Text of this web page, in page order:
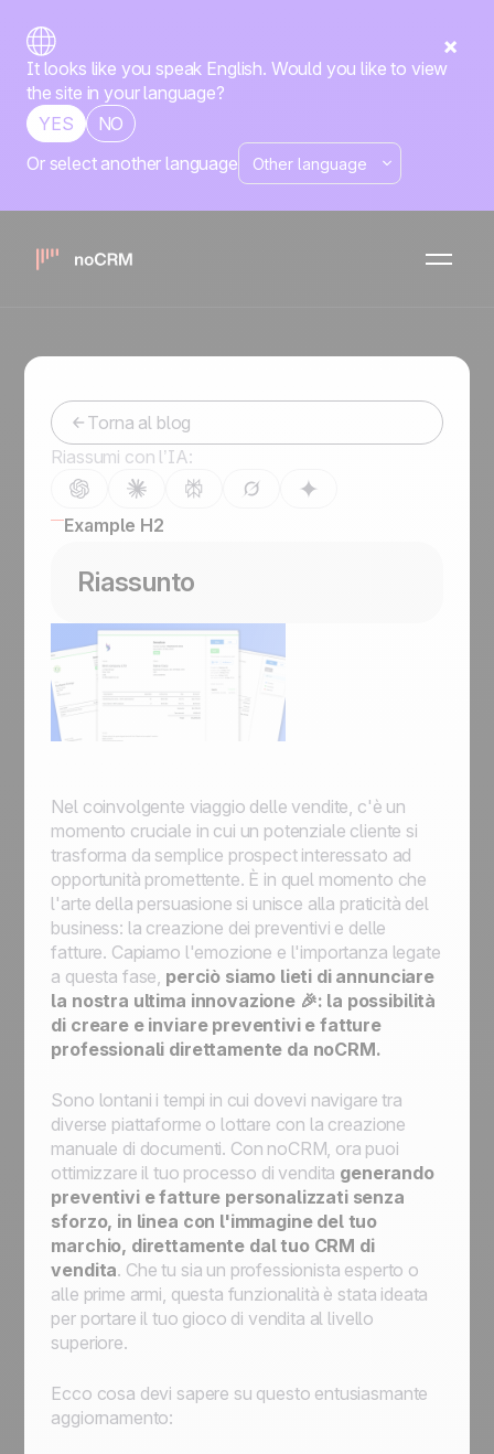
It looks like you speak English. Would you like to view
the site in your language?
YES
NO
Or select another language
Crea e Invia Preventivi e
Fatture Professionali in
Modo Agile con noCRM
Torna al blog
Riassumi con l’IA:
Example H2
Riassunto
Nel coinvolgente viaggio delle vendite, c'è un
momento cruciale in cui un potenziale cliente si
trasforma da semplice prospect interessato ad
opportunità promettente. È in quel momento che
l'arte della persuasione si unisce alla praticità del
business: la creazione dei preventivi e delle
fatture. Capiamo l'emozione e l'importanza legate
a questa fase, perciò siamo lieti di annunciare
la nostra ultima innovazione 🎉: la possibilità
di creare e inviare preventivi e fatture
professionali direttamente da noCRM.
Sono lontani i tempi in cui dovevi navigare tra
diverse piattaforme o lottare con la creazione
manuale di documenti. Con noCRM, ora puoi
ottimizzare il tuo processo di vendita generando
preventivi e fatture personalizzati senza
sforzo, in linea con l'immagine del tuo
marchio, direttamente dal tuo CRM di
vendita. Che tu sia un professionista esperto o
alle prime armi, questa funzionalità è stata ideata
per portare il tuo gioco di vendita al livello
superiore.
Ecco cosa devi sapere su questo entusiasmante
aggiornamento: